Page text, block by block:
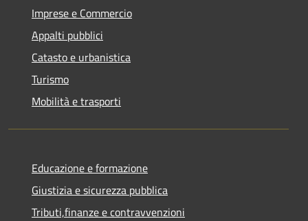
Imprese e Commercio
Appalti pubblici
Catasto e urbanistica
Turismo
Mobilità e trasporti
Educazione e formazione
Giustizia e sicurezza pubblica
Tributi,finanze e contravvenzioni